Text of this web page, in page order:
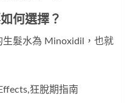
何選擇？
生髮水為 Minoxidil，也就
狂脫期指南